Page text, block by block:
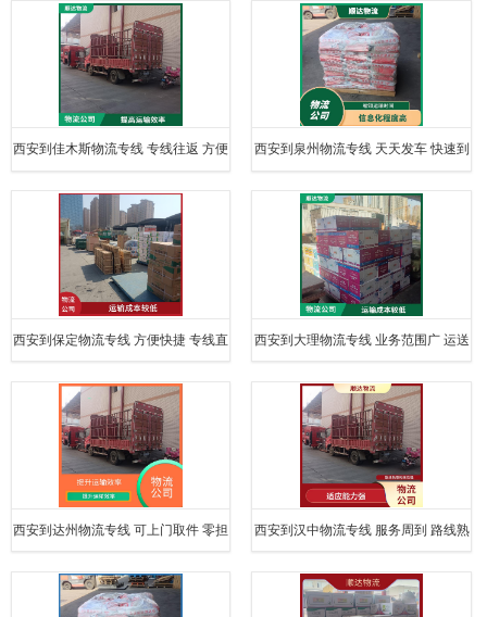
西安到佳木斯物流专线 专线往返 方便
快捷 可靠性好
西安到泉州物流专线 天天发车 快速到
达省时省心
西安到保定物流专线 方便快捷 专线直
达双向往返
西安到大理物流专线 业务范围广 运送
效率高
西安到达州物流专线 可上门取件 零担
货物上门取货
西安到汉中物流专线 服务周到 路线熟
悉时效性强